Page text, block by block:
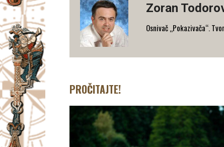
Zoran
Osnivač „Pokazivača“.
PROČITAJTE!